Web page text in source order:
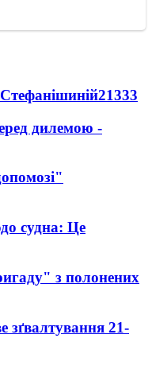
21333
дилемою -
судна: Це
з полонених
зґвалтування 21-